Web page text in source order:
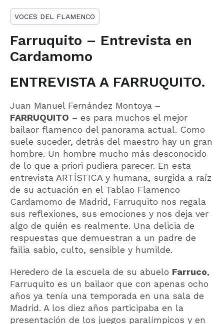
VOCES DEL FLAMENCO
Farruquito – Entrevista en
Cardamomo
ENTREVISTA A FARRUQUITO.
Juan Manuel Fernández Montoya –
FARRUQUITO – es para muchos el mejor
bailaor flamenco del panorama actual. Como
suele suceder, detrás del maestro hay un gran
hombre. Un hombre mucho más desconocido
de lo que a priori pudiera parecer. En esta
entrevista ARTÍSTICA y humana, surgida a raíz
de su actuación en el Tablao Flamenco
Cardamomo de Madrid, Farruquito nos regala
sus reflexiones, sus emociones y nos deja ver
algo de quién es realmente. Una delicia de
respuestas que demuestran a un padre de
failia sabio, culto, sensible y humilde.
Heredero de la escuela de su abuelo Farruco,
Farruquito es un bailaor que con apenas ocho
años ya tenía una temporada en una sala de
Madrid. A los diez años participaba en la
presentación de los juegos paralímpicos y en